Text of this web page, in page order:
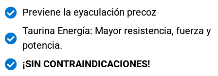
Previene la eyaculación precoz
Taurina Energía: Mayor resistencia, fuerza y
​​potencia.
¡SIN CONTRAINDICACIONES!